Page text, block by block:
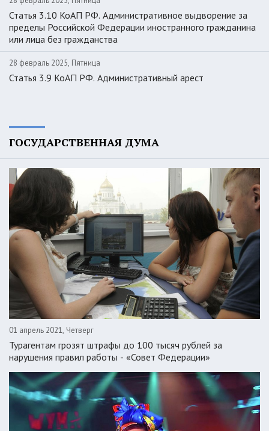
Статья 3.10 КоАП РФ. Административное выдворение за
пределы Российской Федерации иностранного гражданина
или лица без гражданства
28 февраль 2025, Пятница
Статья 3.9 КоАП РФ. Административный арест
ГОСУДАРСТВЕННАЯ ДУМА
01 апрель 2021, Четверг
Турагентам грозят штрафы до 100 тысяч рублей за
нарушения правил работы - «Совет Федерации»